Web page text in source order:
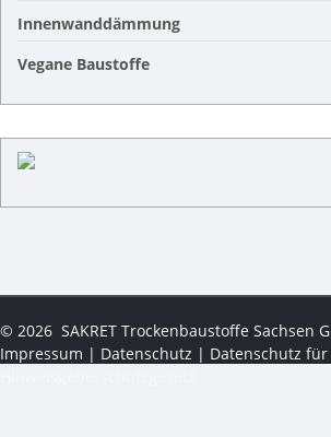
Innenwanddämmung
Vegane Baustoffe
© 2026 SAKRET Trockenbaustoffe Sachsen
Impressum | Datenschutz | Datenschutz